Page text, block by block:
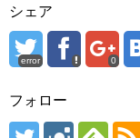
シェア
error 0
フォロー